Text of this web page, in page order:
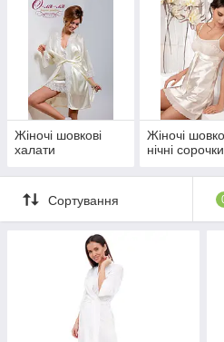
Жіночі шовкові
халати
Жіночі
нічні сорочки
Сортування